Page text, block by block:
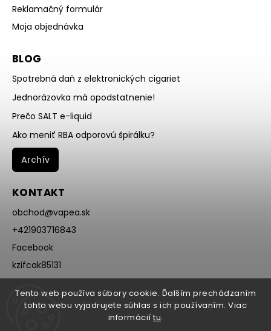
Tento web používa súbory cookie. Ďalším prechádzaním
tohto webu vyjadrujete súhlas s ich používaním. Viac
informácií tu.
Reklamačný formulár
Moja objednávka
BLOG
Spotrebná daň z elektronických cigariet
Jednorázovka má opodstatnenie!
Prečo SALT e-liquid
Ako meniť RBA odporovú špirálku?
Archív
KONTAKT
obchod@vapea.sk
+421903716843
Facebook
kzifcak85131
Instagram
@vapea.slovensko